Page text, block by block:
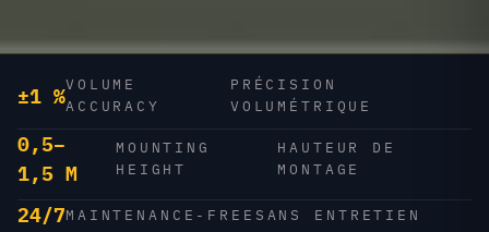
±1 %VOLUME
ACCURACY
PRÉCISION
VOLUMÉTRIQUE
0,5–
1,5 M
MOUNTING
HEIGHT
HAUTEUR DE
MONTAGE
24/7MAINTENANCE-FREE SANS ENTRETIEN